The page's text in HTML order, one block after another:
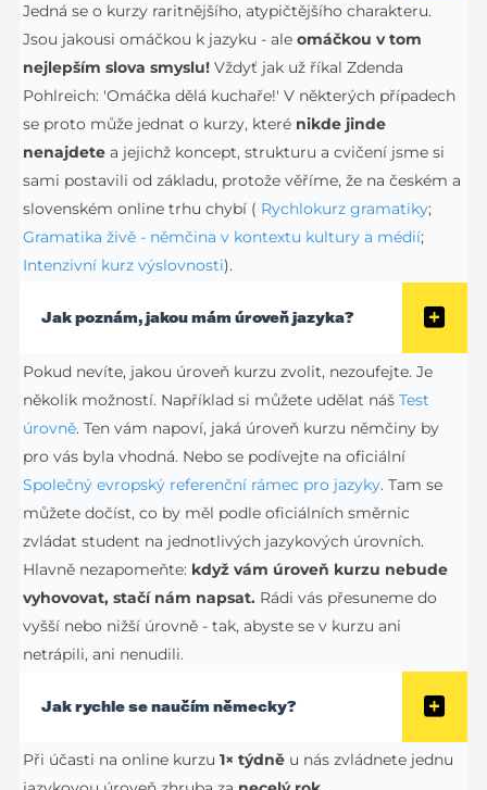
Jedná se o kurzy raritnějšího, atypičtějšího charakteru.
Jsou jakousi omáčkou k jazyku - aleomáčkou v tom
nejlepším slova smyslu! Vždyť jak už říkal Zdenda
Pohlreich: 'Omáčka dělá kuchaře!' V některých případech
se proto může jednat o kurzy, které nikde jinde
nenajdete a jejichž koncept, strukturu a cvičení jsme si
sami postavili od základu, protože věříme, že na českém a
slovenském online trhu chybí ( Rychlokurz gramatiky;
Gramatika živě - němčina v kontextu kultury a médií;
Intenzivní kurz výslovnosti).
Jak poznám, jakou mám úroveň jazyka?
Pokud nevíte, jakou úroveň kurzu zvolit, nezoufejte. Je
několik možností. Například si můžete udělat nášTest
úrovně. Ten vám napoví, jaká úroveň kurzu němčiny by
pro vás byla vhodná. Nebo se podívejte na oficiální
Společný evropský referenční rámec pro jazyky. Tam se
můžete dočíst, co by měl podle oficiálních směrnic
zvládat student na jednotlivých jazykových úrovních.
Hlavně nezapomeňte: když vám úroveň kurzu nebude
vyhovovat, stačí nám napsat. Rádi vás přesuneme do
vyšší nebo nižší úrovně - tak, abyste se v kurzu ani
netrápili, ani nenudili.
Jak rychle se naučím německy?
Při účasti na online kurzu1× týdně u nás zvládnete jednu